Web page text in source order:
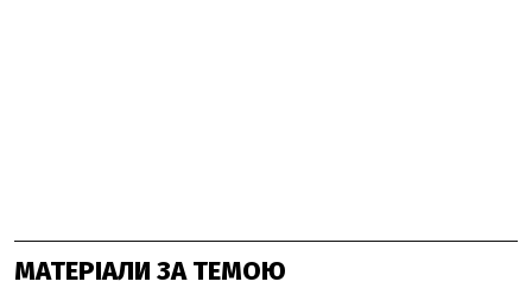
МАТЕРІАЛИ ЗА ТЕМОЮ